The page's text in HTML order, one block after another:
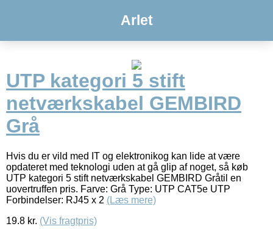
Arlet
UTP kategori 5 stift
netværkskabel GEMBIRD
Grå
Hvis du er vild med IT og elektronikog kan lide at være
opdateret med teknologi uden at gå glip af noget, så køb
UTP kategori 5 stift netværkskabel GEMBIRD Gråtil en
uovertruffen pris. Farve: Grå Type: UTP CAT5e UTP
Forbindelser: RJ45 x 2 (Læs mere)
19.8 kr. (Vis fragtpris)